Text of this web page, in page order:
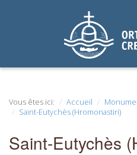
Vous êtes ici: Accueil
Saint-Eutychès (Hromonastiri)
Saint-Eutychès